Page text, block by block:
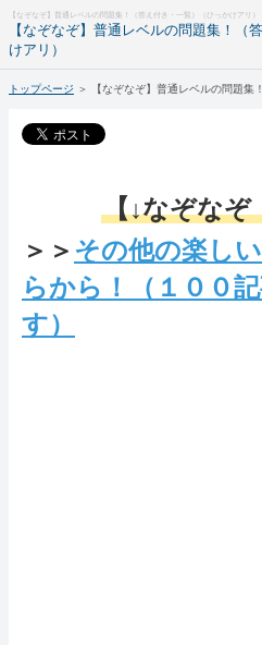
【なぞなぞ】普通レベルの問題集！（答え付き・一覧）（ひっかけアリ）
【なぞなぞ】普通レベルの問題集！（
けアリ）
ホーム
RSS購読
トップページ ＞ 【なぞなぞ】普通レベルの問題集
【↓なぞなぞ
＞＞ その他の楽し
らから！（１００
す）